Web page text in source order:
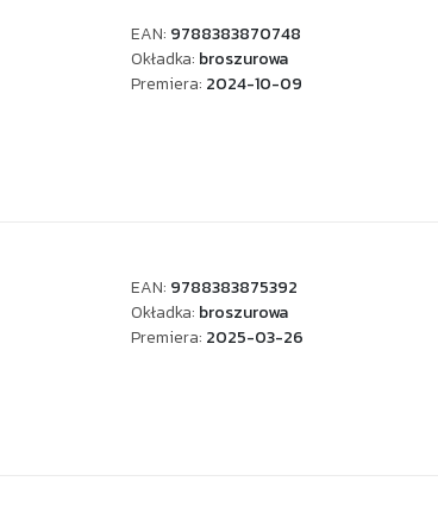
EAN: 9788383870748
Okładka: broszurowa
Premiera: 2024-10-09
EAN: 9788383875392
Okładka: broszurowa
Premiera: 2025-03-26